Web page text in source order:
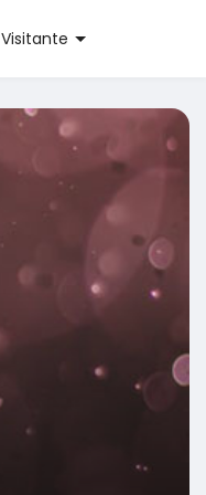
Visitante